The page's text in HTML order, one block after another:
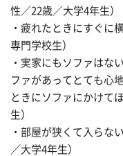
性／22歳／大学4年生）
・疲れたときにすぐに
専門学校生）
・実家にもソファはな
ファがあってとても心
ときにソファにかけて
生）
・部屋が狭くて入らな
／大学4年生）